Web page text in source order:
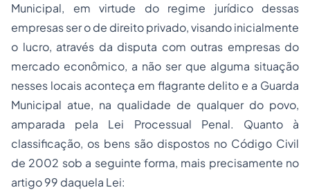
Municipal, em virtude do regime jurídico dessas
empresas ser o de direito privado, visando inicialmente
o lucro, através da disputa com outras empresas do
mercado econômico, a não ser que alguma situação
nesses locais aconteça em flagrante delito e a Guarda
Municipal atue, na qualidade de qualquer do povo,
amparada pela Lei Processual Penal. Quanto à
classificação, os bens são dispostos no Código Civil
de 2002 sob a seguinte forma, mais precisamente no
artigo 99 daquela Lei: